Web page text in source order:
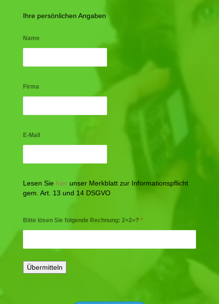
Ihre persönlichen Angaben
Name
Firma
E-Mail
Lesen Sie hier unser Merkblatt zur Informationspflicht
gem. Art. 13 und 14 DSGVO
Bitte lösen Sie folgende Rechnung: 2+2=? *